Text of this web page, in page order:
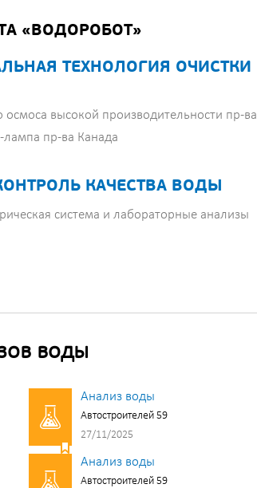
«ВОДОРОБОТ»
ТЕХНОЛОГИЯ ОЧИСТКИ
высокой производительности пр-ва
пр-ва Канада
КАЧЕСТВА ВОДЫ
система и лабораторные анализы
воды
Анализ воды
Автостроителей 59
27/11/2025
Анализ воды
Автостроителей 59